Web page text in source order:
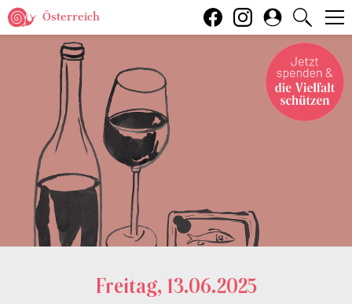
Österreich
Freitag, 13.06.2025